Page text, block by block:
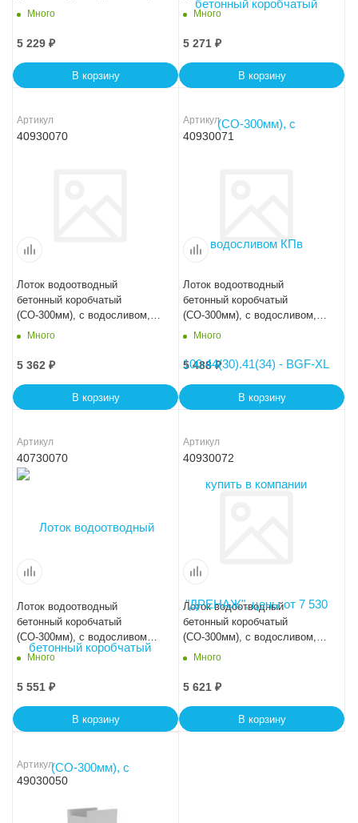
KUв 100.44(30).31,5(25) -
Много
5 229 ₽
В корзину
КПв 100.44(30).41(34) - BGF-
Много
5 271 ₽
В корзину
Артикул
40930070
Лоток водоотводный
бетонный коробчатый
(СО-300мм), с водосливом,
KUв 100.44(30).34(27,5) -
Много
5 362 ₽
В корзину
Артикул
40930071
Лоток водоотводный
бетонный коробчатый
(СО-300мм), с водосливом,
KUв 100.44(30).36,5(30) -
Много
5 488₽
В корзину
Артикул
40730070
Лоток водоотводный
бетонный коробчатый
(СО-300мм), с водосливом
КUв 100.44(30).45(38) - BGU-
Много
5 551 ₽
В корзину
Артикул
40930072
Лоток водоотводный
бетонный коробчатый
(СО-300мм), с водосливом,
KUв 100.44(30).39(32,5) -
Много
5 621 ₽
В корзину
Артикул
49030050